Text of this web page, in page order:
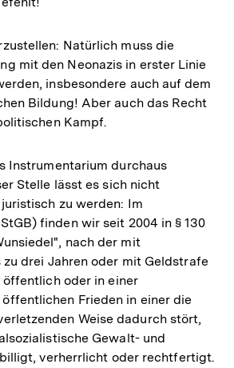
Natürlich muss die
mit den Neonazis in erster Linie
insbesondere auch auf dem
Bildung! Aber auch das Recht
Kampf.
Instrumentarium durchaus
Stelle lässt es sich nicht
zu werden: Im
finden wir seit 2004 in § 130
nach der mit
drei Jahren oder mit Geldstrafe
oder in einer
Frieden in einer die
Weise dadurch stört,
Gewalt- und
verherrlicht oder rechtfertigt.